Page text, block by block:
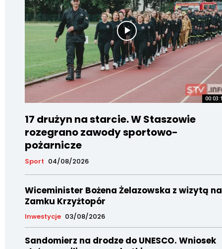
17 drużyn na starcie. W Staszowie
rozegrano zawody sportowo-
pożarnicze
Sport 04/08/2026
Wiceminister Bożena Żelazowska z wizytą na
Zamku Krzyżtopór
Inwestycje 03/08/2026
Sandomierz na drodze do UNESCO. Wniosek